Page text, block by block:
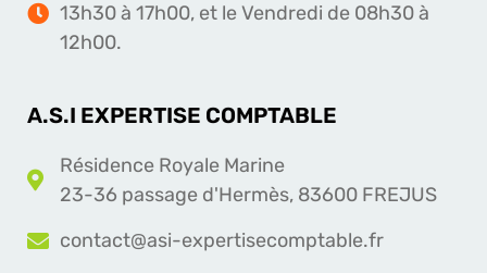
13h30 à 17h00, et le Vendredi de 08h30 à
12h00.
A.S.I EXPERTISE COMPTABLE
Résidence Royale Marine
23-36 passage d'Hermès, 83600 FREJUS
contact@asi-expertisecomptable.fr